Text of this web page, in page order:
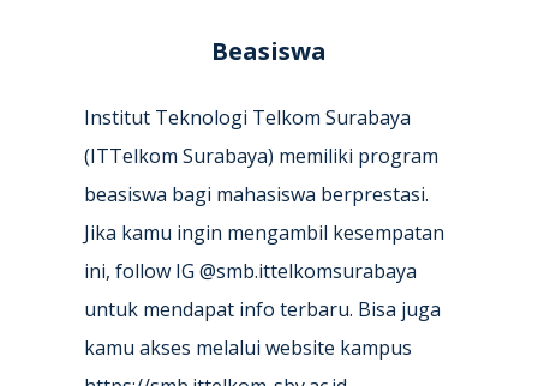
Beasiswa
Institut Teknologi Telkom Surabaya
(ITTelkom Surabaya) memiliki program
beasiswa bagi mahasiswa berprestasi.
Jika kamu ingin mengambil kesempatan
ini, follow IG @smb.ittelkomsurabaya
untuk mendapat info terbaru. Bisa juga
kamu akses melalui website kampus